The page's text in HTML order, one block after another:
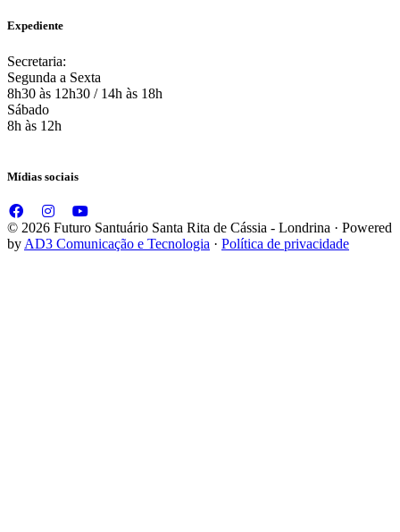
Expediente
Secretaria:
Segunda a Sexta
8h30 às 12h30 / 14h às 18h
Sábado
8h às 12h
Mídias sociais
© 2026 Futuro Santuário Santa Rita de Cássia - Londrina · Powered
by AD3 Comunicação e Tecnologia · Política de privacidade